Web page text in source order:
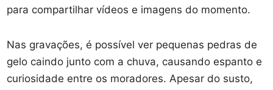
para compartilhar vídeos e imagens do momento.
Nas gravações, é possível ver pequenas pedras de
gelo caindo junto com a chuva, causando espanto e
curiosidade entre os moradores. Apesar do susto,